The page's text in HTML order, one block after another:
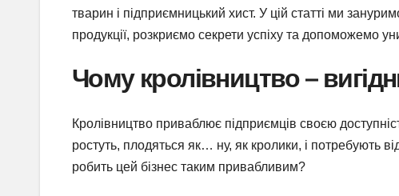
тварин і підприємницький хист. У цій статті ми
продукції, розкриємо секрети успіху та допоможемо
Чому кролівництво –
Кролівництво приваблює підприємців своєю
ростуть, плодяться як… ну, як кролики, і потребують
робить цей бізнес таким привабливим?